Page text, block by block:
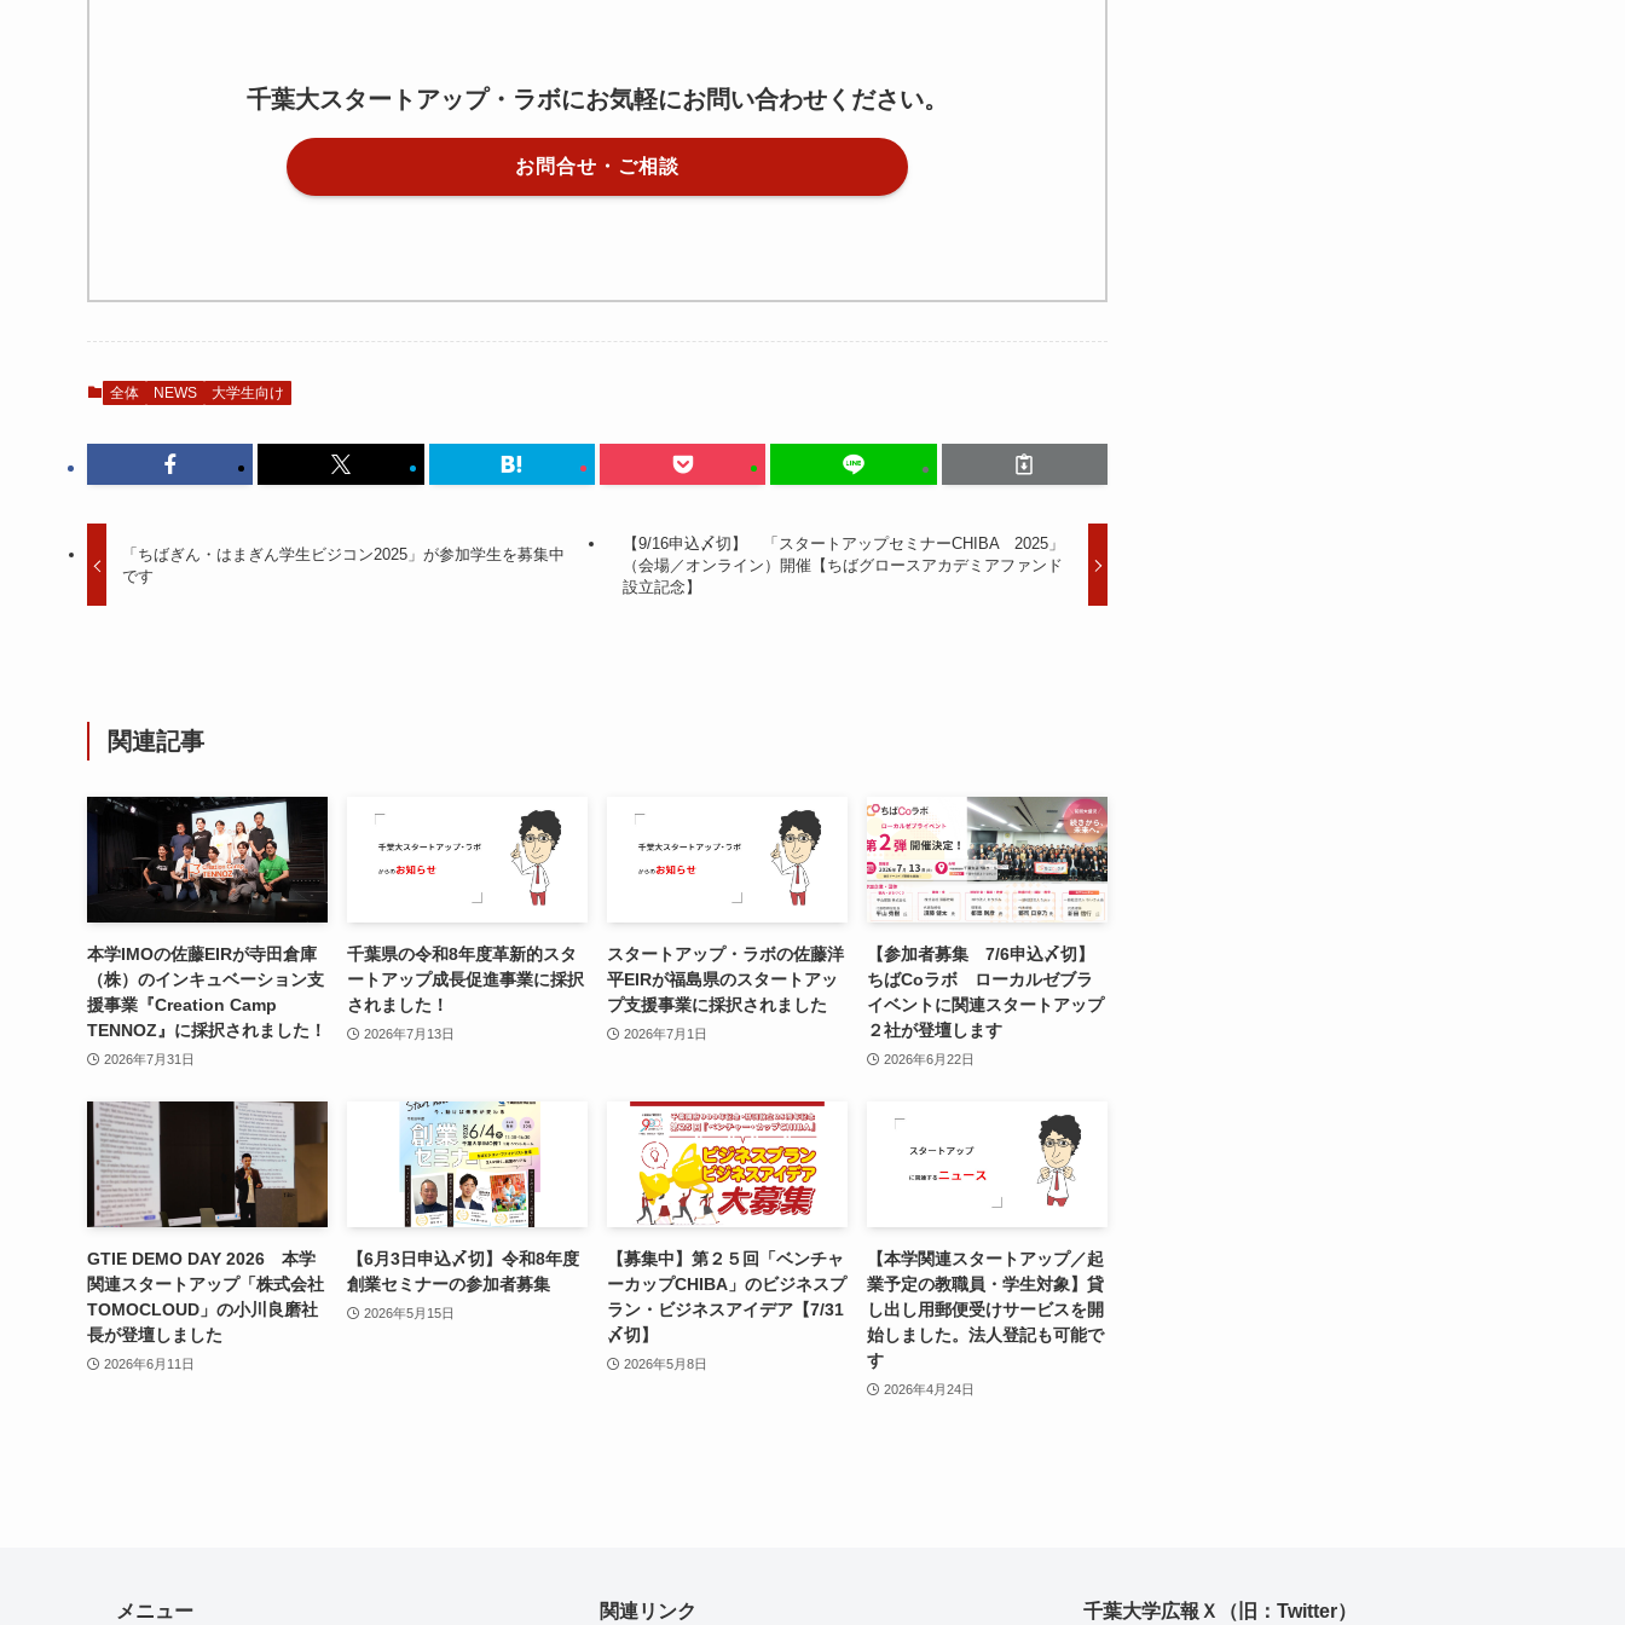
千葉大スタートアップ・ラボにお気軽にお問い合わせください。
お問合せ・ご相談
全体 NEWS 大学生向け
「ちばぎん・はまぎん学生ビジコン2025」が参加学生を募集中
です
【9/16申込〆切】 「スタートアップセミナーCHIBA 2025」
（会場／オンライン）開催【ちばグロースアカデミアファンド
設立記念】
関連記事
本学IMOの佐藤EIRが寺田倉庫
（株）のインキュベーション支
援事業『Creation Camp
TENNOZ』に採択されました！
2026年7月31日
千葉県の令和8年度⾰新的スタ
ートアップ成⻑促進事業に採択
されました！
2026年7月13日
スタートアップ・ラボの佐藤洋
平EIRが福島県のスタートアッ
プ支援事業に採択されました
2026年7月1日
【参加者募集 7/6申込〆切】
ちばCoラボ ローカルゼブラ
イベントに関連スタートアップ
２社が登壇します
2026年6月22日
GTIE DEMO DAY 2026 本学
関連スタートアップ「株式会社
TOMOCLOUD」の小川良磨社
長が登壇しました
2026年6月11日
【6月3日申込〆切】令和8年度
創業セミナーの参加者募集
2026年5月15日
【募集中】第２５回「ベンチャ
ーカップCHIBA」のビジネスプ
ラン・ビジネスアイデア【7/31
〆切】
2026年5月8日
【本学関連スタートアップ／起
業予定の教職員・学生対象】貸
し出し用郵便受けサービスを開
始しました。法人登記も可能で
す
2026年4月24日
メニュー 関連リンク 千葉大学広報Ｘ（旧：Twitter）